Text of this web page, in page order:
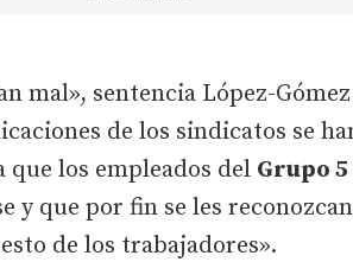
mal», sentencia López-
de los sindicatos se
que los empleados del Grupo 5
y que por fin se les
de los trabajadores».